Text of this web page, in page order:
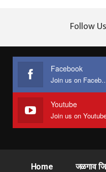
Follow Us
Facebook
Join us
Youtube
Join us on
Home जळगाव